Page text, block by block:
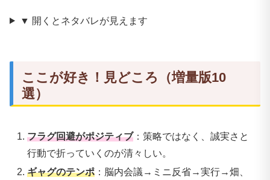
▼ 開くとネタバレが見えます
ここが好き！見どころ（増量版10
選）
フラグ回避がポジティブ：策略ではなく、誠実さと
行動で折っていくのが清々しい。
ギャグのテンポ ：脳内会議→ミニ反省→実行→畑、